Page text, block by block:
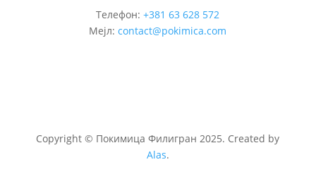
Телефон:+381 63 628 572
Мејл:contact@pokimica.com
Copyright© Покимица Филигран 2025. Created by
Alas.